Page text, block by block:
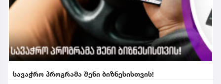
სავაჭრო პროგრამა შენი ბიზნესისთვის!